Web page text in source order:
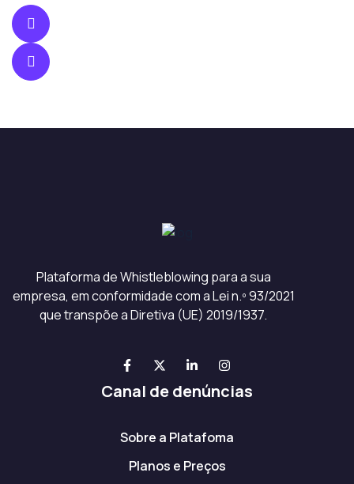
Plataforma de Whistleblowing para a sua
empresa, em conformidade com a Lei n.º 93/2021
que transpõe a Diretiva (UE) 2019/1937.
Canal de denúncias
Sobre a Platafoma
Planos e Preços